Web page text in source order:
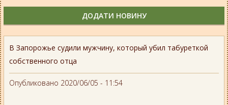
В Запорожье судили мужчину, который убил табуреткой
собственного отца
Опубликовано 2020/06/05 - 11:54
ДОДАТИ НОВИНУ